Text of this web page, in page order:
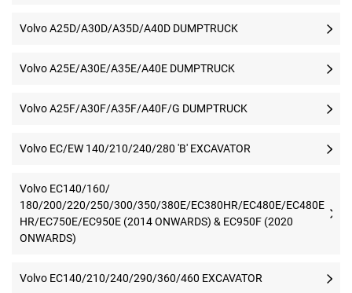
Volvo A25D/A30D/A35D/A40D DUMPTRUCK
Volvo A25E/A30E/A35E/A40E DUMPTRUCK
Volvo A25F/A30F/A35F/A40F/G DUMPTRUCK
Volvo EC/EW 140/210/240/280 'B' EXCAVATOR
Volvo EC140/160/
180/200/220/250/300/350/380E/EC380HR/EC480E/EC480E
HR/EC750E/EC950E (2014 ONWARDS) & EC950F (2020
ONWARDS)
Volvo EC140/210/240/290/360/460 EXCAVATOR